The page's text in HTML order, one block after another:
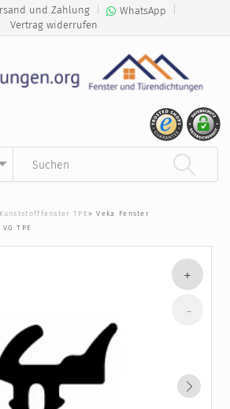
und Zahlung WhatsApp
Vertrag widerrufen
TPE»Veka Fenster
TPE